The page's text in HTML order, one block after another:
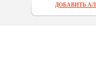
ДОБАВИТЬ